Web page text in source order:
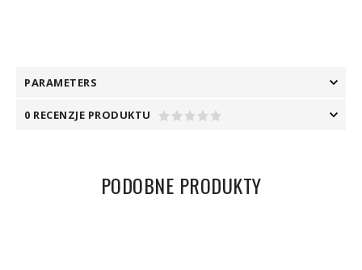
PARAMETERS
0 RECENZJE PRODUKTU
PODOBNE PRODUKTY